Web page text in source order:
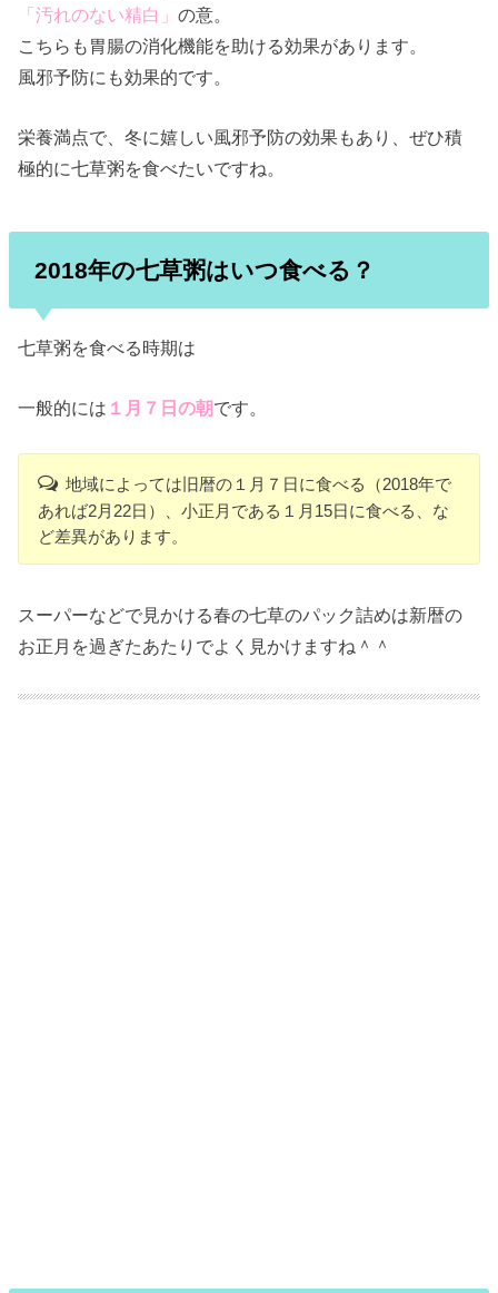
「汚れのない精白」の意。
こちらも胃腸の消化機能を助ける効果があります。
風邪予防にも効果的です。
栄養満点で、冬に嬉しい風邪予防の効果もあり、ぜひ積
極的に七草粥を食べたいですね。
2018年の七草粥はいつ食べる？
七草粥を食べる時期は
一般的には １月７日の朝です。
地域によっては旧暦の１月７日に食べる（2018年で
あれば2月22日）、小正月である１月15日に食べる、な
ど差異があります。
スーパーなどで見かける春の七草のパック詰めは新暦の
お正月を過ぎたあたりでよく見かけますね＾＾